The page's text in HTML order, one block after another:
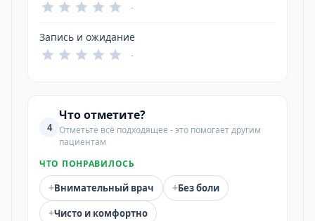
-
Запись и ожидание
-
4
Что отметите?
Отметьте всё подходящее - это помогает другим
пациентам
ЧТО ПОНРАВИЛОСЬ
+Внимательный врач +Без боли
+Чисто и комфортно